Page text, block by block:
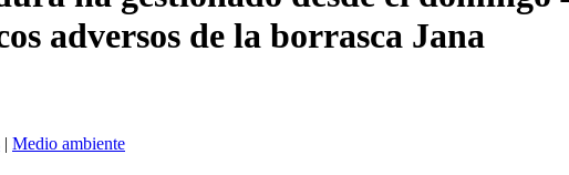
adversos de la borrasca Jana
| Medio ambiente